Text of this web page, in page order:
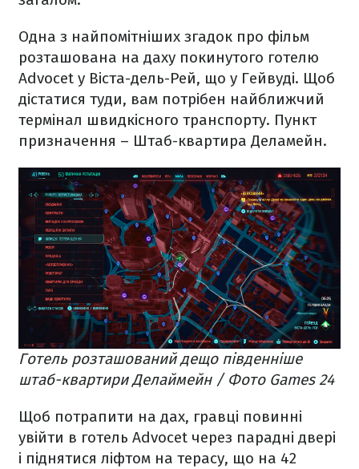
Одна з найпомітніших згадок про фільм
розташована на даху покинутого готелю
Advocet у Віста-дель-Рей, що у Гейвуді. Щоб
дістатися туди, вам потрібен найближчий
термінал швидкісного транспорту. Пункт
призначення – Штаб-квартира Деламейн.
Готель розташований дещо південніше
штаб-квартири Делаймейн / Фото Games 24
Щоб потрапити на дах, гравці повинні
увійти в готель Advocet через парадні двері
і піднятися ліфтом на терасу, що на 42